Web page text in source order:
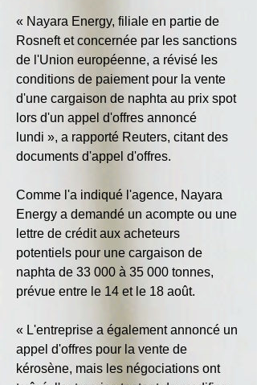
« Nayara Energy, filiale en partie de
Rosneft et concernée par les sanctions
de l'Union européenne, a révisé les
conditions de paiement pour la vente
d'une cargaison de naphta au prix spot
lors d'un appel d'offres annoncé
lundi », a rapporté Reuters, citant des
documents d'appel d'offres.
Comme l'a indiqué l'agence, Nayara
Energy a demandé un acompte ou une
lettre de crédit aux acheteurs
potentiels pour une cargaison de
naphta de 33 000 à 35 000 tonnes,
prévue entre le 14 et le 18 août.
« L'entreprise a également annoncé un
appel d'offres pour la vente de
kérosène, mais les négociations ont